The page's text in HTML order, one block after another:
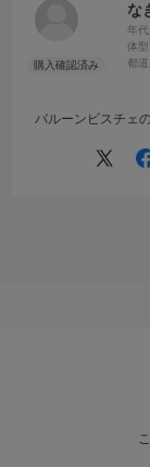
な
年代:
体型:
都
バルーンビスチェ